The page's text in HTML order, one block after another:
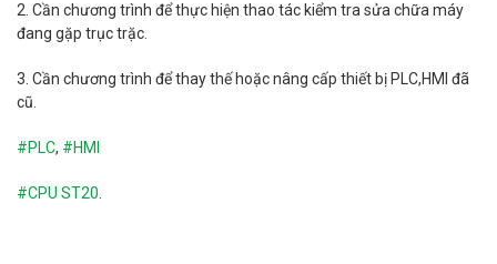
2. Cần chương trình để thực hiện thao tác kiểm tra sửa chữa máy
đang gặp trục trặc.
3. Cần chương trình để thay thế hoặc nâng cấp thiết bị PLC,HMI đã
cũ.
#PLC, #HMI
#CPU ST20.